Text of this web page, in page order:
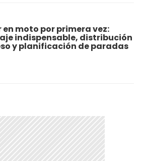
moto por primera vez:
indispensable, distribución
y planificación de paradas